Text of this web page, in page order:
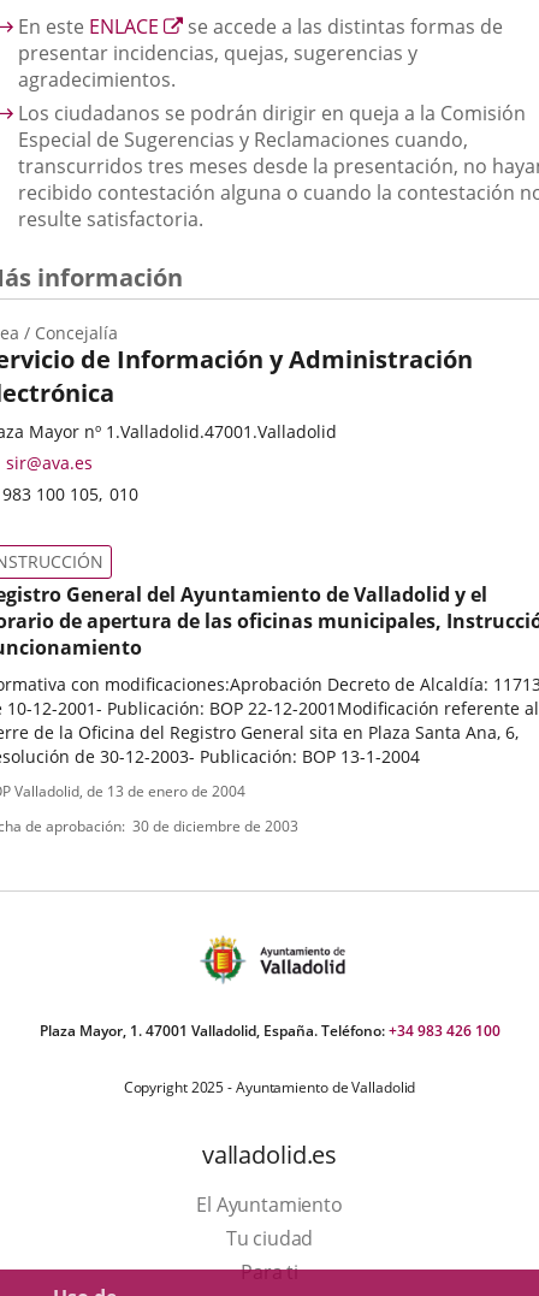
En este ENLACE
Enlace
a
aplicación
externa.
se accede a las distintas formas de
presentar incidencias, quejas, sugerencias y
agradecimientos.
Los ciudadanos se podrán dirigir en queja a la Comisión
Especial de Sugerencias y Reclamaciones cuando,
transcurridos tres meses desde la presentación, no
recibido contestación alguna o cuando la contestación
resulte satisfactoria.
información
de Información y Administración
/ Concejalía
Mayor nº 1.Valladolid.47001.Valladolid
sir@ava.es
983 100 105 010
General del Ayuntamiento de Valladolid y el
de apertura de las oficinas municipales,
con modificaciones:Aprobación Decreto de Alcaldía:
10-12-2001- Publicación: BOP 22-12-2001Modificación referente al
de la Oficina del Registro General sita en Plaza Santa Ana, 6,
de 30-12-2003- Publicación: BOP 13-1-2004
Valladolid, de 13 de enero de 2004
de aprobación 30 de diciembre de 2003
Plaza Mayor, 1. 47001 Valladolid, España. Teléfono:+34 983 426 100
Copyright 2025 - Ayuntamiento de Valladolid
valladolid.es
El Ayuntamiento
Tu ciudad
Para ti